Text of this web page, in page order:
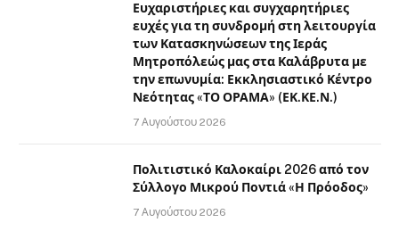
Ευχαριστήριες και συγχαρητήριες
ευχές για τη συνδρομή στη λειτουργία
των Κατασκηνώσεων της Ιεράς
Μητροπόλεώς μας στα Καλάβρυτα με
την επωνυμία: Εκκλησιαστικό Κέντρο
Νεότητας «ΤΟ ΟΡΑΜΑ» (ΕΚ.ΚΕ.Ν.)
7 Αυγούστου 2026
Πολιτιστικό Καλοκαίρι 2026 από τον
Σύλλογο Μικρού Ποντιά «Η Πρόοδος»
7 Αυγούστου 2026